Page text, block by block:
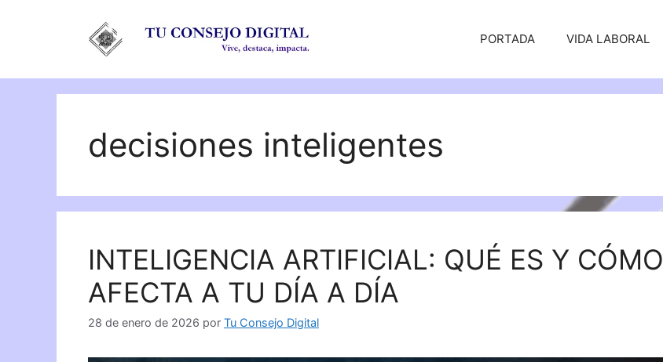
PORTADA VIDA LABORAL
decisiones inteligentes
INTELIGENCIA ARTIFICIAL: QUÉ ES Y CÓMO
AFECTA A TU DÍA A DÍA
28 de enero de 2026 por Tu Consejo Digital